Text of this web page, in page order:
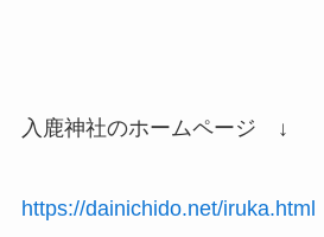
入鹿神社のホームページ ↓
https://dainichido.net/iruka.html